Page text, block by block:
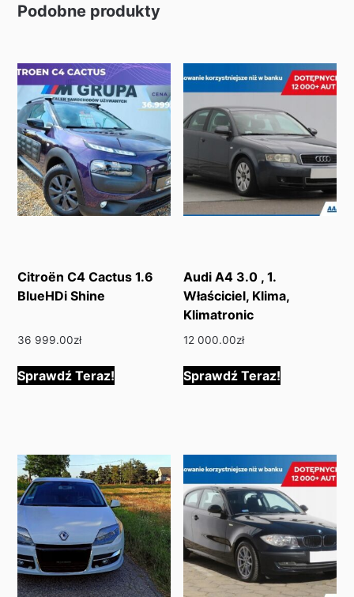
Podobne produkty
Citroën C4 Cactus 1.6
BlueHDi Shine
36 999.00zł
Sprawdź Teraz!
Audi A4 3.0 , 1.
Właściciel, Klima,
Klimatronic
12 000.00zł
Sprawdź Teraz!